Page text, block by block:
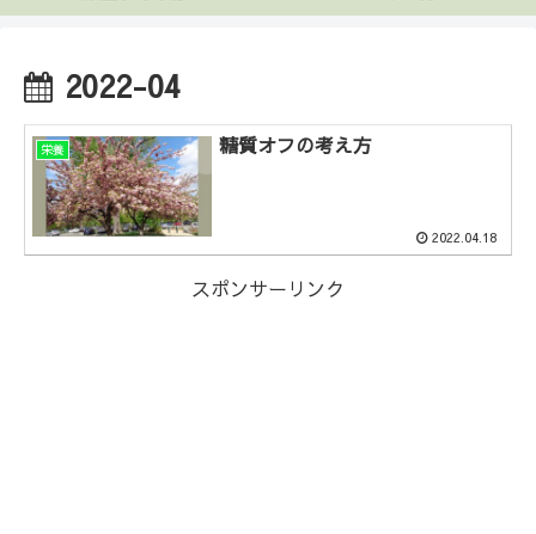
2022-04
栄養 糖質オフの考え方
2022.04.18
スポンサーリンク